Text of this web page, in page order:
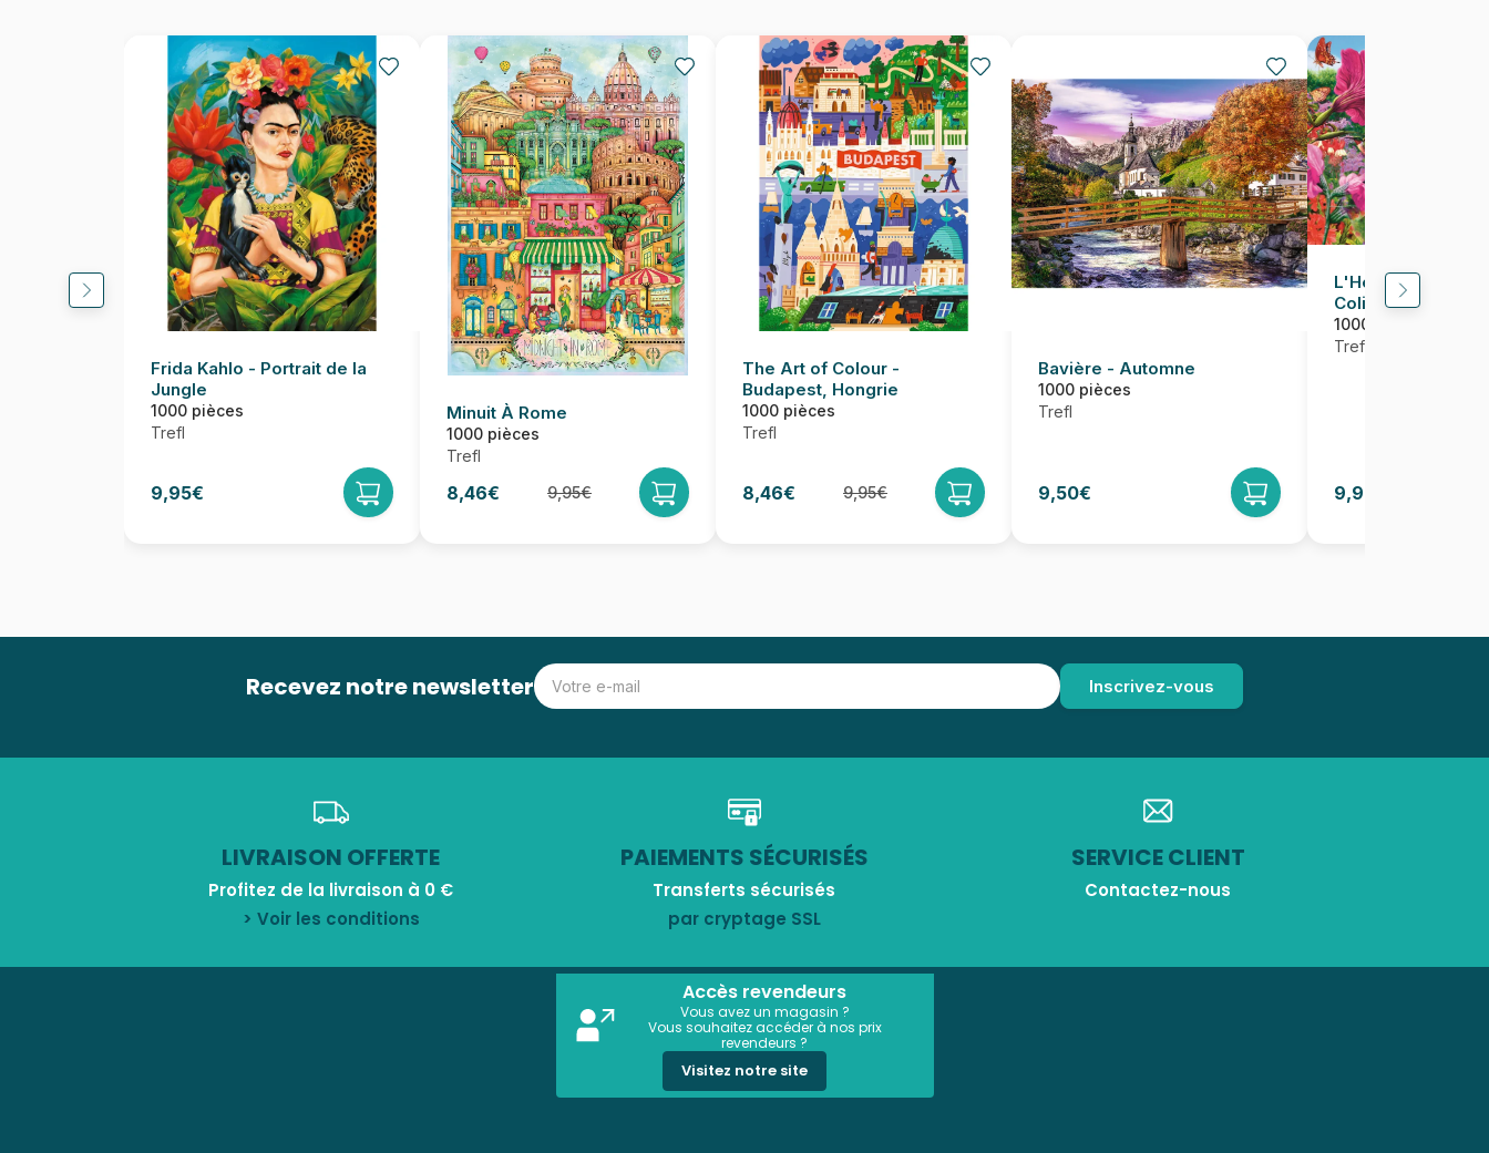
Frida Kahlo - Portrait de la
Jungle
1000 pièces
Trefl
9,95€
Minuit À Rome
1000 pièces
Trefl
8,46€ 9,95€
The Art of Colour -
Budapest, Hongrie
1000 pièces
Trefl
8,46€ 9,95€
Bavière - Automne
1000 pièces
Trefl
9,50€
L'Heure Du Thé :
Colibris
1000 pièces
Trefl
9,95€
Recevez notre newsletter
LIVRAISON OFFERTE
Profitez de la livraison à 0 €
> Voir les conditions
PAIEMENTS SÉCURISÉS
Transferts sécurisés
par cryptage SSL
SERVICE CLIENT
Contactez-nous
Accès revendeurs
Vous avez un magasin ?
Vous souhaitez accéder à nos prix
revendeurs ?
Visitez notre site